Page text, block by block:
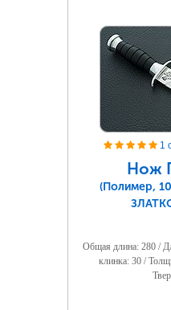
1
Нож
(Полимер,
Общая длина: 280 /
клинка: 30 /